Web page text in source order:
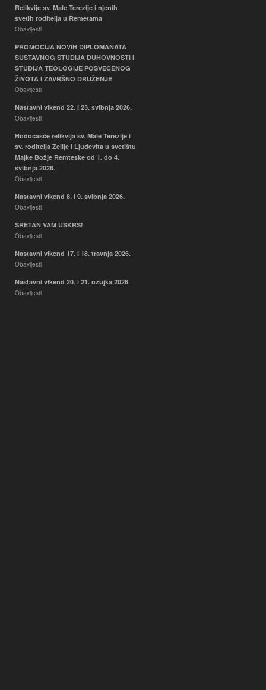
Relikvije sv. Male Terezije i njenih
svetih roditelja u Remetama
Obavijesti
PROMOCIJA NOVIH DIPLOMANATA
SUSTAVNOG STUDIJA DUHOVNOSTI I
STUDIJA TEOLOGIJE POSVEĆENOG
ŽIVOTA I ZAVRŠNO DRUŽENJE
Obavijesti
Nastavni vikend 22. i 23. svibnja 2026.
Obavijesti
Hodočašće relikvija sv. Male Terezije i
sv. roditelja Zelije i Ljudevita u svetištu
Majke Božje Remteske od 1. do 4.
svibnja 2026.
Obavijesti
Nastavni vikend 8. i 9. svibnja 2026.
Obavijesti
SRETAN VAM USKRS!
Obavijesti
Nastavni vikend 17. i 18. travnja 2026.
Obavijesti
Nastavni vikend 20. i 21. ožujka 2026.
Obavijesti